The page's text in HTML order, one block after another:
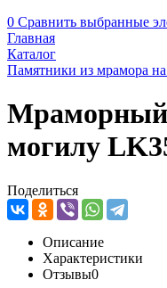
0 Сравнить выбранные
Главная
Каталог
Памятники из мрамора
Мраморный
могилу
Поделиться
Описание
Характеристики
Отзывы0